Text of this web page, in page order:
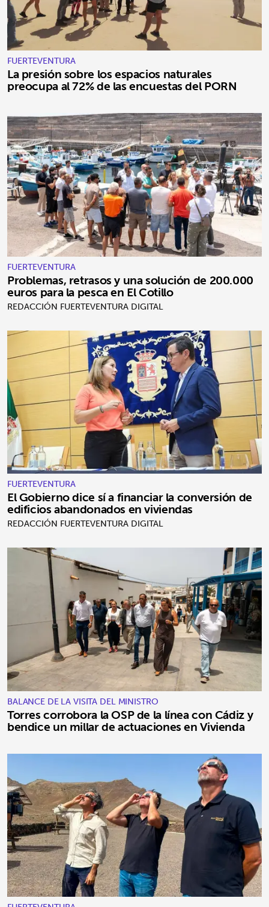
FUERTEVENTURA
La presión sobre los espacios naturales
preocupa al 72% de las encuestas del PORN
FUERTEVENTURA
Problemas, retrasos y una solución de 200.000
euros para la pesca en El Cotillo
REDACCIÓN FUERTEVENTURA DIGITAL
FUERTEVENTURA
El Gobierno dice sí a financiar la conversión de
edificios abandonados en viviendas
REDACCIÓN FUERTEVENTURA DIGITAL
BALANCE DE LA VISITA DEL MINISTRO
Torres corrobora la OSP de la línea con Cádiz y
bendice un millar de actuaciones en Vivienda